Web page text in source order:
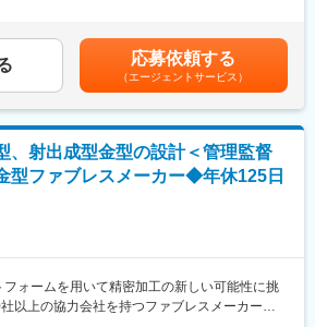
メーカーに見積依頼。
、ワークサイズが異なる加工部品を一つの製品
には、ひとつのサプライヤーで調達することは
イヤーを選出して、一斉に見積依頼することも
」を介して得た見積回答の中から、価格と納
く品質評価を加味して最適なサプライヤーを
様に見積を提示する他、仕上がったユニット
当社が品質保証をしたうえで納品します。
染症拡大を機に、組立加工メーカーはサプラ
を迫られています。しかし、新規サプライヤ
本契約書の締結、仕入口座の管理等の事務作業
やサプライヤーとの擦り合わせ事項も多く、そ
い状況です。1型につき500点以上の加工部品
選考を通じて上下する可能性があります。月給
含めた表記です。
応募依頼する
（エージェントサービス）
、射出成型金型の設計＜管理監督
型ファブレスメーカー◆年休125日
フォームを用いて精密加工の新しい可能性に挑
以上の協力会社を持つファブレスメーカー／